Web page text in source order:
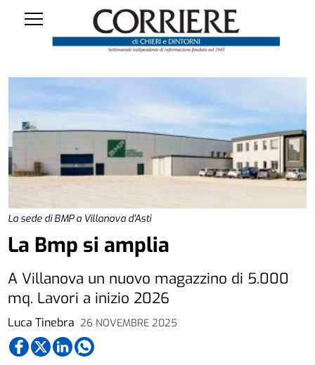
La sede di BMP a Villanova d'Asti
Luca Tinebra 26 NOVEMBRE 2025
La Bmp si amplia
A Villanova un nuovo magazzino di 5.000
mq. Lavori a inizio 2026